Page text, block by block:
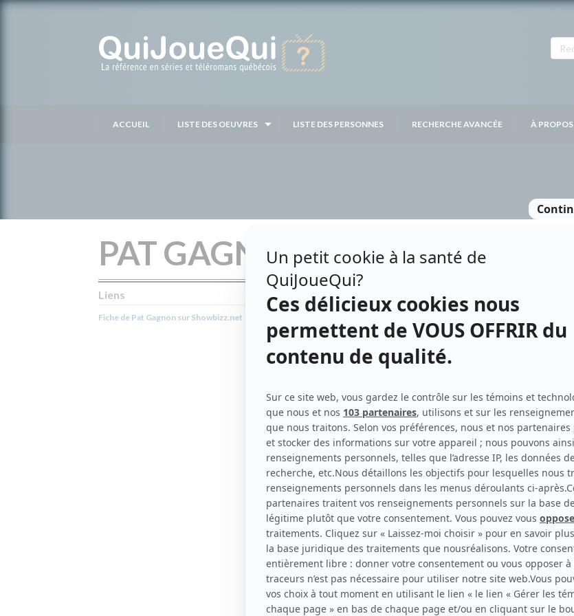
ACCUEIL LISTE DES OEUVRES LISTE DES PERSONNES RECHERCHE AVANCÉE À PROPOS
PAT GAGNON
Liens
Fiche de Pat Gagnon sur Showbizz.net
Personnages
Métro boulot dodo( Le gardien)
Les Moineau et les Pinson(Père Lafond )
Le temps d'une paix(Le cultivateur
Les contes du tsar
( Rôle inconnu
Duplessis(Paul Benoît)
Dominique(Rôle inconnu)
Scénario: Plus ça change, moins c'est pareil(Un ouvrier )
Du tac au tac(Le huissier1979)
Scénario: Rose et Henri
Ti-Gros )
Quinze ans plus tard(Alphonse)
La Petite Patrie(M. Godon)
Comme tout l'monde(Rôle inconnu)
La feuille d'érable(Rôle inconnu)
Moi et l'autre( Policier
Absolvo te(Pierrot)